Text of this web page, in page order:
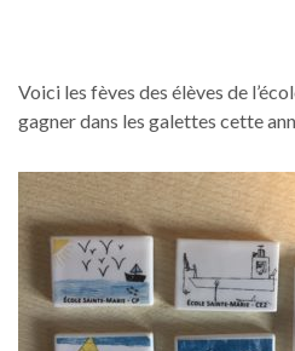
Voici les fèves des élèves de
gagner dans les galettes cette